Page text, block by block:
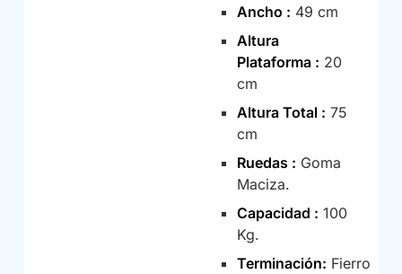
Ancho : 49 cm
Altura
Plataforma : 20
cm
Altura Total : 75
cm
Ruedas : Goma
Maciza.
Capacidad : 100
Kg.
Terminación: Fierro